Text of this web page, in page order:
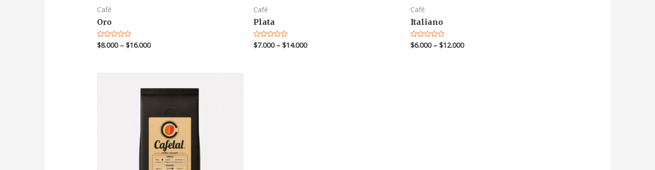
Café
Oro
Valorado
en
$8.000– $16.000
Café
Plata
Valorado
en
$7.000–$14.000
Café
Italiano
Valorado
en
$6.000– $12.000